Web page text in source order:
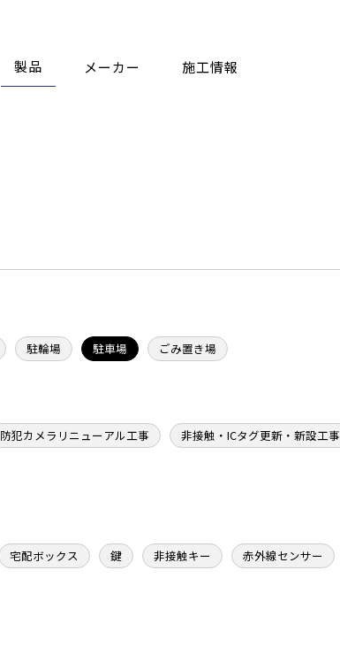
製品 メーカー 施工情報
駐輪場 駐車場 ごみ置き場
防犯カメラリニューアル工事 非接触・ICタグ更新・新設工事
宅配ボックス 鍵 非接触キー 赤外線センサー